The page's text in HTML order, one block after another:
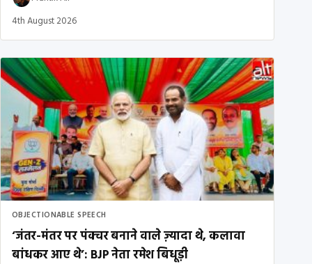
4th August 2026
OBJECTIONABLE SPEECH
‘जंतर-मंतर पर पंक्चर बनाने वाले ज़्यादा थे, कलावा
बांधकर आए थे’: BJP नेता रमेश बिधूड़ी